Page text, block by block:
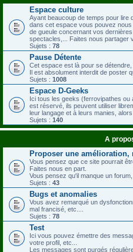
Espace culture
Ayant beaucoup de temps pour lire
dans cet espace vous pouvez
de gueule concernant vos
spectacles,... Faites nous partager
Sujets : 78
Pause Détente
Cet espace est là pour se détendre,
Il est absolument interdit de poster
Sujets : 1008
Espace D-Geeks
Ici tous les geeks (ferrovipathes
est réservé, ils peuvent utiliser
leur langage et à leurs manies,
Sujets : 140
A
Proposer une amélioration,
Vous pensez que ce site pourrait
Faites nous en part.
Vous pensez qu'il manque un
Sujets : 43
Bugs et anomalies
Vous avez remarqué un
mal francisé, etc....
Sujets : 78
Test
Ici vous pouvez émettre des
votre profil, etc...
Les messages sont purgés